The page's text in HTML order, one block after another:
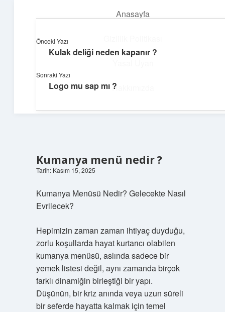
Anasayfa
Hakkımızda
Yumuşak Teknoloji Rehberi
Dijital dünyada huzurlu bir yolculuk!
Kumanya menü nedir ?
Tarih: Kasım 15, 2025
Kumanya Menüsü Nedir? Gelecekte Nasıl
Evrilecek?
Hepimizin zaman zaman ihtiyaç duyduğu,
zorlu koşullarda hayat kurtarıcı olabilen
kumanya menüsü, aslında sadece bir
yemek listesi değil, aynı zamanda birçok
farklı dinamiğin birleştiği bir yapı.
Düşünün, bir kriz anında veya uzun süreli
bir seferde hayatta kalmak için temel
Önceki Yazı
Kulak deliği neden kapanır ?
Sonraki Yazı
Logo mu sap mı ?